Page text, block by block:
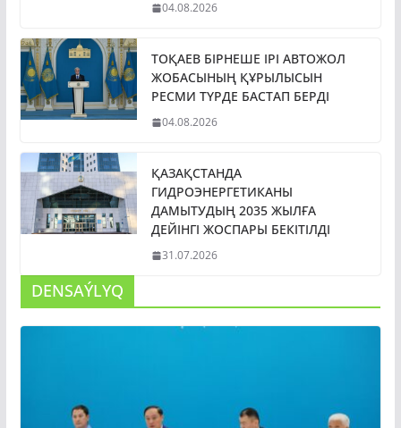
04.08.2026
ТОҚАЕВ БІРНЕШЕ ІРІ АВТОЖОЛ
ЖОБАСЫНЫҢ ҚҰРЫЛЫСЫН
РЕСМИ ТҮРДЕ БАСТАП БЕРДІ
04.08.2026
ҚАЗАҚСТАНДА
ГИДРОЭНЕРГЕТИКАНЫ
ДАМЫТУДЫҢ 2035 ЖЫЛҒА
ДЕЙІНГІ ЖОСПАРЫ БЕКІТІЛДІ
31.07.2026
DENSAÝLYQ